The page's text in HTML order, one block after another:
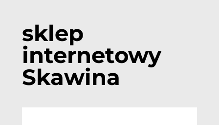
sklep
internetowy
Skawina